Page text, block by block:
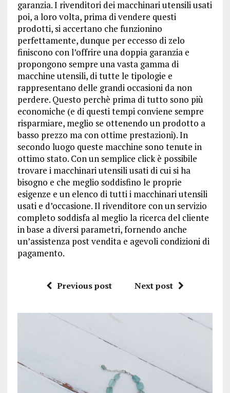
garanzia. I rivenditori dei macchinari utensili usati
poi, a loro volta, prima di vendere questi
prodotti, si accertano che funzionino
perfettamente, dunque per eccesso di zelo
finiscono con l’offrire una doppia garanzia e
propongono sempre una vasta gamma di
macchine utensili, di tutte le tipologie e
rappresentano delle grandi occasioni da non
perdere. Questo perchè prima di tutto sono più
economiche (e di questi tempi conviene sempre
risparmiare, meglio se ottenendo un prodotto a
basso prezzo ma con ottime prestazioni). In
secondo luogo queste macchine sono tenute in
ottimo stato. Con un semplice click è possibile
trovare i macchinari utensili usati di cui si ha
bisogno e che meglio soddisfino le proprie
esigenze e un elenco di tutti i macchinari utensili
usati e d’occasione. Il rivenditore con un servizio
completo soddisfa al meglio la ricerca del cliente
in base a diversi parametri, fornendo anche
un’assistenza post vendita e agevoli condizioni di
pagamento.
Previous post Next post